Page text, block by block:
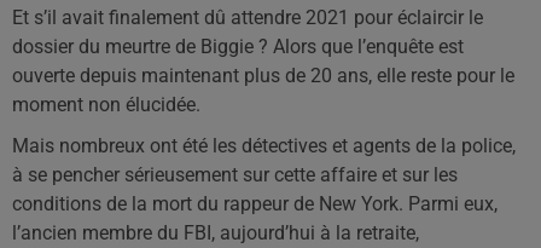
Et s’il avait finalement dû attendre 2021 pour éclaircir le
dossier du meurtre de Biggie ? Alors que l’enquête est
ouverte depuis maintenant plus de 20 ans, elle reste pour le
moment non élucidée.
Mais nombreux ont été les détectives et agents de la police,
à se pencher sérieusement sur cette affaire et sur les
conditions de la mort du rappeur de New York. Parmi eux,
l’ancien membre du FBI, aujourd’hui à la retraite,